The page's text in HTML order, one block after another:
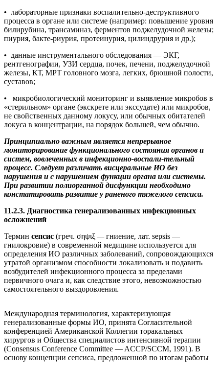
• лабораторные признаки воспалительно-деструктивного
процесса в органе или системе (например: повышение уровня
билирубина, трансаминаз, ферментов поджелудочной железы;
пиурия, бакте-риурия, протеинурия, цилиндрурия и др.);
• данные инструментального обследования — ЭКГ,
рентгенографии, УЗИ сердца, почек, печени, поджелудочной
железы, КТ, МРТ головного мозга, легких, брюшной полости,
суставов;
• микробиологический мониторинг и выявление микробов в
«стерильном» органе (экскрете или экссудате) или микробов,
не свойственных данному локусу, или обычных обитателей
локуса в концентрации, на порядок большей, чем обычно.
Принципиально важным является непрерывное
мониторирование функционального состояния органов и
систем, вовлеченных в инфекционно-воспали-тельный
процесс. Следует различать висцеральные ИО без
нарушения и с нарушением функции органа или системы.
При развитии полиорганной дисфункции необходимо
констатировать развитие у раненого тяжелого сепсиса.
11.2.3. Диагностика генерализованных инфекционных
осложнений
Термин сепсис (греч. σηψιξ —гниение, лат. sepsis —
гнилокровие) в современной медицине используется для
определения ИО различных заболеваний, сопровождающихся
утратой организмом способности локализовать и подавить
возбудителей инфекционного процесса за пределами
первичного очага и, как следствие этого, невозможностью
самостоятельного выздоровления.
Международная терминология, характеризующая
генерализованные формы ИО, принята Согласительной
конференцией Американской Коллегии торакальных
хирургов и Общества специалистов интенсивной терапии
(Consensus Conference Committee — ACCP/SCCM, 1991). В
основу концепции сепсиса, предложенной по итогам работы